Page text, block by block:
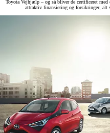
Toyota Vejhjælp – og så bliver de certificeret
attraktiv finansiering og forsikringer, alt